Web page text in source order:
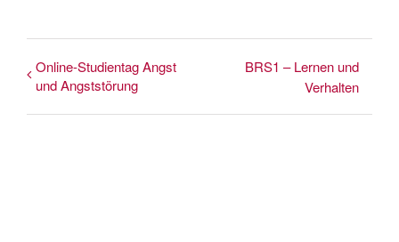
Online-Studientag Angst
und Angststörung
BRS1 – Lernen und
Verhalten